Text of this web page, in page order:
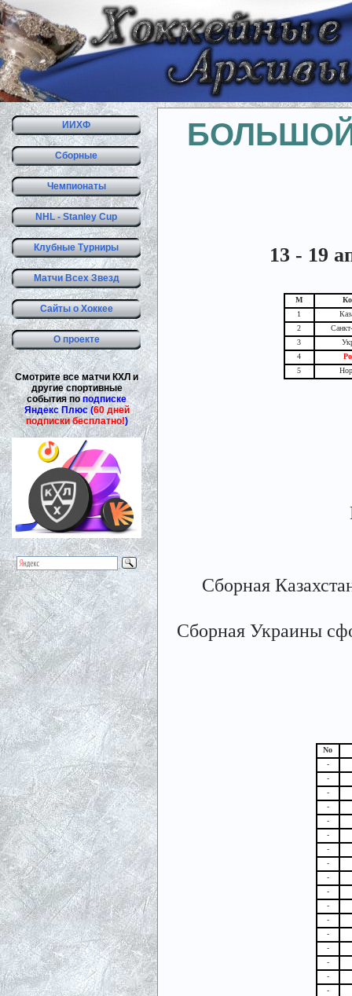
ИИХФ
Сборные
Чемпионаты
NHL - Stanley Cup
Клубные Турниры
Матчи Всех Звезд
Сайты о Хоккее
О проекте
Смотрите все матчи КХЛ и
другие спортивные
события поподписке
Яндекс Плюс (60 дней
подписки бесплатно!)
БОЛЬШОЙ
13 - 19
М
1
2
3
4
5
Сборная
Сборная Украины
No
-
-
-
-
-
-
-
-
-
-
-
-
-
-
-
-
-